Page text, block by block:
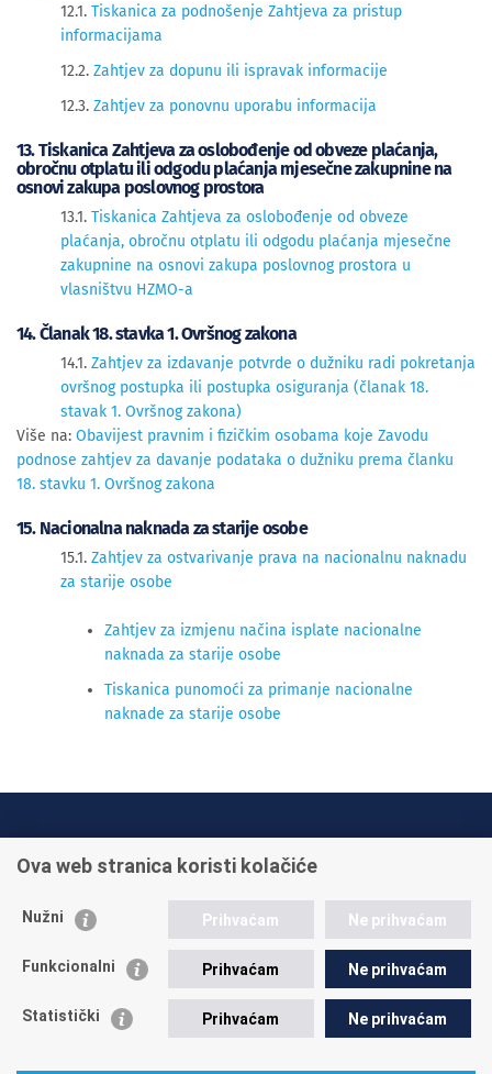
12.1. Tiskanica za podnošenje Zahtjeva za pristup
informacijama
12.2. Zahtjev za dopunu ili ispravak informacije
12.3. Zahtjev za ponovnu uporabu informacija
13. Tiskanica Zahtjeva za oslobođenje od obveze plaćanja,
obročnu otplatu ili odgodu plaćanja mjesečne zakupnine na
osnovi zakupa poslovnog prostora
13.1. Tiskanica Zahtjeva za oslobođenje od obveze
plaćanja, obročnu otplatu ili odgodu plaćanja mjesečne
zakupnine na osnovi zakupa poslovnog prostora u
vlasništvu HZMO-a
14. Članak 18. stavka 1. Ovršnog zakona
14.1. Zahtjev za izdavanje potvrde o dužniku radi pokretanja
ovršnog postupka ili postupka osiguranja (članak 18.
stavak 1. Ovršnog zakona)
Više na: Obavijest pravnim i fizičkim osobama koje Zavodu
podnose zahtjev za davanje podataka o dužniku prema članku
18. stavku 1. Ovršnog zakona
15. Nacionalna naknada za starije osobe
15.1. Zahtjev za ostvarivanje prava na nacionalnu naknadu
za starije osobe
Zahtjev za izmjenu načina isplate nacionalne
naknada za starije osobe
Tiskanica punomoći za primanje nacionalne
naknade za starije osobe
+385 1 45 95 011
Postavite pitanje
Ova web stranica koristi kolačiće
Nužni Prihvaćam Ne prihvaćam
Funkcionalni Prihvaćam Ne prihvaćam
Statistički Prihvaćam Ne prihvaćam